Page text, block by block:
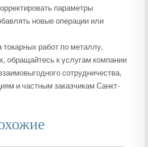
параметры
новые операции или
работ по металлу,
обращайтесь к услугам компании
сотрудничества,
и частным заказчикам Санкт-